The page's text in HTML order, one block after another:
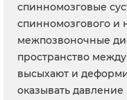
спинномозговые
спинномозгового и
межпозвоночные
пространство
высыхают и
оказывать